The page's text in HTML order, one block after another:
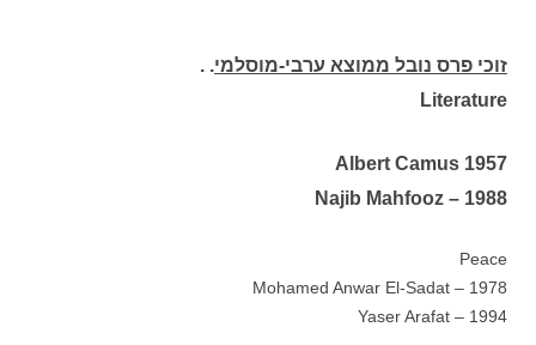
זוכי פרס נובל ממוצא ערבי-מוסלמי. .
Literature
1957 Albert Camus
1988 – Najib Mahfooz
Peace
1978 – Mohamed Anwar El-Sadat
1994 – Yaser Arafat